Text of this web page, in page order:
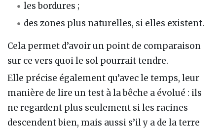
les bordures ;
des zones plus naturelles, si elles existent.
Cela permet d’avoir un point de comparaison
sur ce vers quoi le sol pourrait tendre.
Elle précise également qu’avec le temps, leur
manière de lire un test à la bêche a évolué : ils
ne regardent plus seulement si les racines
descendent bien, mais aussi s’il y a de la terre